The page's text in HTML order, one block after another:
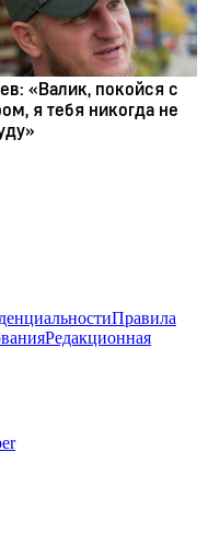
Правила
Редакционная